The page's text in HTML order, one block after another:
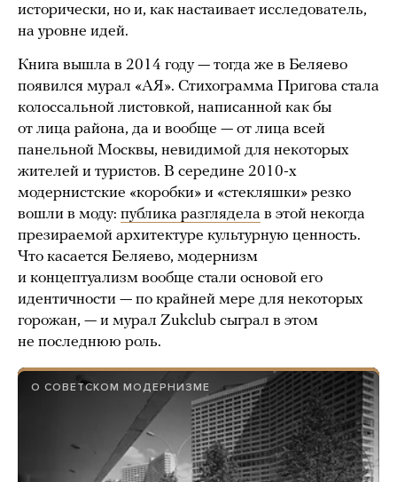
исторически, но и, как настаивает исследователь,
на уровне идей.
Книга вышла в 2014 году — тогда же в Беляево
появился мурал «АЯ». Стихограмма Пригова стала
колоссальной листовкой, написанной как бы
от лица района, да и вообще — от лица всей
панельной Москвы, невидимой для некоторых
жителей и туристов. В середине 2010-х
модернистские «коробки» и «стекляшки» резко
вошли в моду: публика разглядела в этой некогда
презираемой архитектуре культурную ценность.
Что касается Беляево, модернизм
и концептуализм вообще стали основой его
идентичности — по крайней мере для некоторых
горожан, — и мурал Zukclub сыграл в этом
не последнюю роль.
О СОВЕТСКОМ МОДЕРНИЗМЕ